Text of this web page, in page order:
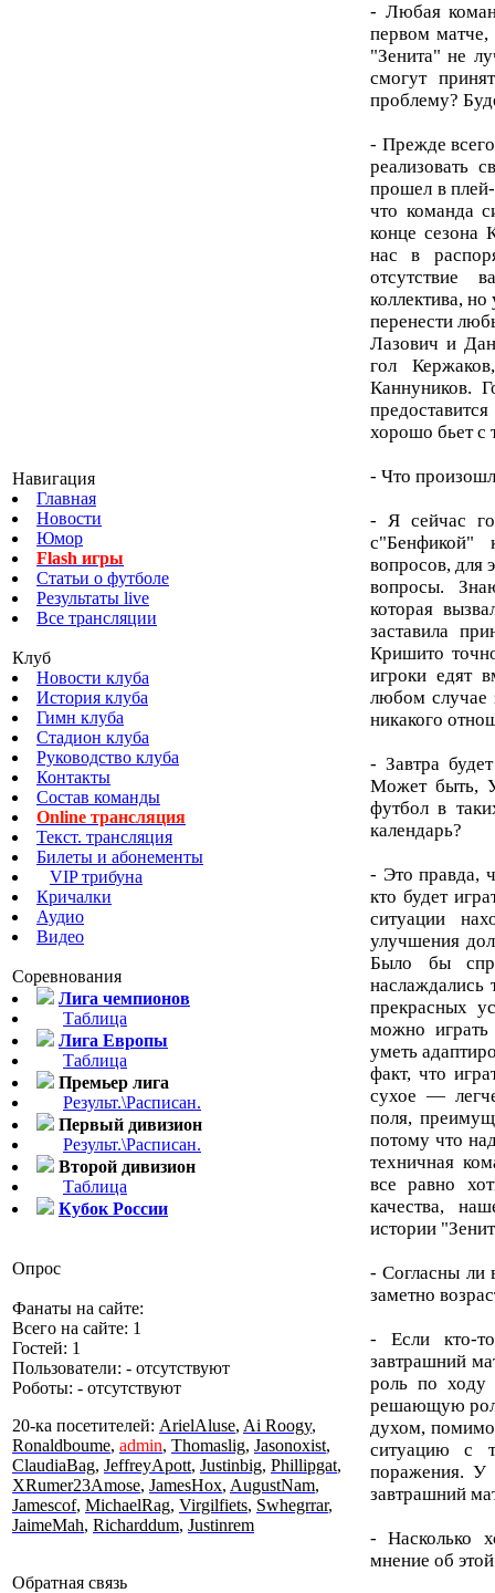
Навигация
Главная
Новости
Юмор
Flash игры
Статьи о футболе
Результаты live
Все трансляции
Клуб
Новости клуба
История клуба
Гимн клуба
Стадион клуба
Руководство клуба
Контакты
Состав команды
Online трансляция
Текст. трансляция
Билеты и абонементы
VIP трибуна
Кричалки
Аудио
Видео
Соревнования
Лига чемпионов
Таблица
Лига Европы
Таблица
Премьер лига
Результ.\Расписан.
Первый дивизион
Результ.\Расписан.
Второй дивизион
Таблица
Кубок России
Опрос
Фанаты на сайте:
Всего на сайте: 1
Гостей: 1
Пользователи: - отсутствуют
Роботы: - отсутствуют
20-ка посетителей: ArielAluse, Ai Roogy,
Ronaldboume, admin, Thomaslig, Jasonoxist,
ClaudiaBag, JeffreyApott, Justinbig, Phillipgat,
XRumer23Amose, JamesHox, AugustNam,
Jamescof, MichaelRag, Virgilfiets, Swhegrrar,
JaimeMah, Richarddum, Justinrem
Обратная связь
- Любая
первом матче,
"Зенита" не
смогут
проблему?
- Прежде
реализовать
прошел в
что команда
конце сезона
нас в
отсутствие
коллектива,
перенести
Лазович и
гол
Каннуников.
хорошо бьет с
- Что
- Я сейчас
с"Бенфикой"
вопросов, для
вопросы.
которая
заставила
Кришито
игроки едят
любом случае
никакого
- Завтра
Может быть,
футбол в
календарь?
- Это правда,
кто будет
ситуации
улучшения
Было бы
наслаждались
прекрасных
можно
уметь
факт, что
сухое —
поля,
потому что
техничная
все равно
качества,
истории
- Согласны ли
заметно
- Если кто-
завтрашний
роль по ходу
решающую
духом,
ситуацию с
поражения. У
завтрашний
- Насколько
мнение об